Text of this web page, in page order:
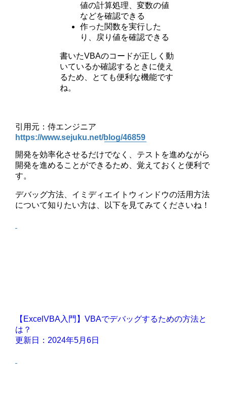
値の計算処理、変数の値
などを確認できる
作った関数を実行した
り、戻り値を確認できる
書いたVBAのコードが正しく動
いているか確認するときに使え
るため、とても便利な機能です
ね。
引用元：侍エンジニア
https://www.sejuku.net/blog/46859
開発を効率化させるだけでなく、テストを進めながら
開発を進めることができるため、覚えておくと便利で
す。
デバッグ方法、イミディエイトウィンドウの活用方法
について知りたい方は、以下を見てみてくださいね！
【ExcelVBA入門】VBAでデバッグするための方法と
は？
更新日：2024年5月6日